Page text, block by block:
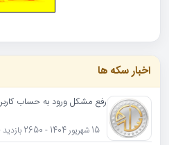
اخبار سکه ها
رفع مشکل ورود به حساب
15 شهریور 1404 - 2650 بازدید - 6 نظر